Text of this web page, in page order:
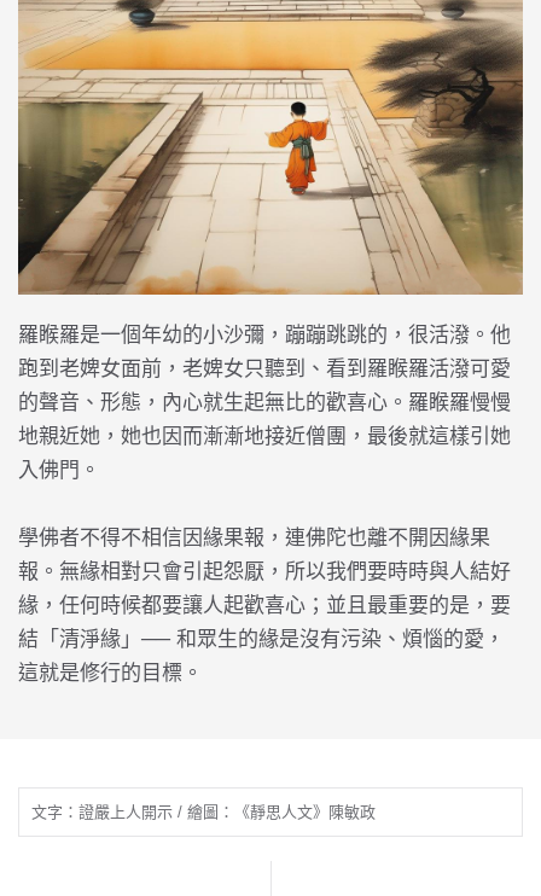
羅睺羅是一個年幼的小沙彌，蹦蹦跳跳的，很活潑。他
跑到老婢女面前，老婢女只聽到、看到羅睺羅活潑可愛
的聲音、形態，內心就生起無比的歡喜心。羅睺羅慢慢
地親近她，她也因而漸漸地接近僧團，最後就這樣引她
入佛門。
學佛者不得不相信因緣果報，連佛陀也離不開因緣果
報。無緣相對只會引起怨厭，所以我們要時時與人結好
緣，任何時候都要讓人起歡喜心；並且最重要的是，要
結「清淨緣」── 和眾生的緣是沒有污染、煩惱的愛，
這就是修行的目標。
文字：證嚴上人開示 / 繪圖：《靜思人文》陳敏政